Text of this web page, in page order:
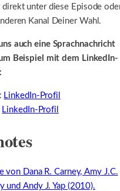
direkt unter diese Episode
Kanal Deiner Wahl.
auch eine Sprachnachricht
Beispiel mit dem LinkedIn-
LinkedIn-Profil
LinkedIn-Profil
von Dana R. Carney, Amy J.C.
und Andy J. Yap (2010).